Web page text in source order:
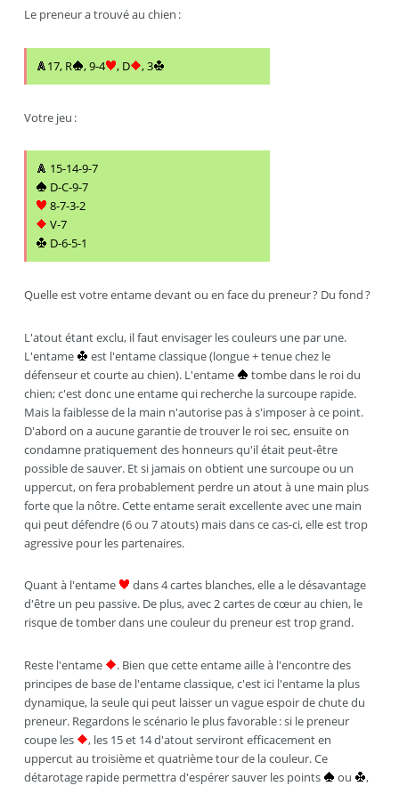
Le preneur a trouvé au chien :
17, R , 9-4 , D , 3
Votre jeu :
15-14-9-7
D-C-9-7
8-7-3-2
V-7
D-6-5-1
Quelle est votre entame devant ou en face du preneur ? Du fond ?
L'atout étant exclu, il faut envisager les couleurs une par une.
L'entame
est l'entame classique (longue + tenue chez le
défenseur et courte au chien). L'entame
tombe dans le roi du
chien; c'est donc une entame qui recherche la surcoupe rapide.
Mais la faiblesse de la main n'autorise pas à s'imposer à ce point.
D'abord on a aucune garantie de trouver le roi sec, ensuite on
condamne pratiquement des honneurs qu'il était peut-être
possible de sauver. Et si jamais on obtient une surcoupe ou un
uppercut, on fera probablement perdre un atout à une main plus
forte que la nôtre. Cette entame serait excellente avec une main
qui peut défendre (6 ou 7 atouts) mais dans ce cas-ci, elle est trop
agressive pour les partenaires.
Quant à l'entame
dans 4 cartes blanches, elle a le désavantage
d'être un peu passive. De plus, avec 2 cartes de cœur au chien, le
risque de tomber dans une couleur du preneur est trop grand.
Reste l'entame
. Bien que cette entame aille à l'encontre des
principes de base de l'entame classique, c'est ici l'entame la plus
dynamique, la seule qui peut laisser un vague espoir de chute du
preneur. Regardons le scénario le plus favorable : si le preneur
coupe les
, les 15 et 14 d'atout serviront efficacement en
uppercut au troisième et quatrième tour de la couleur. Ce
détarotage rapide permettra d'espérer sauver les points
ou
,